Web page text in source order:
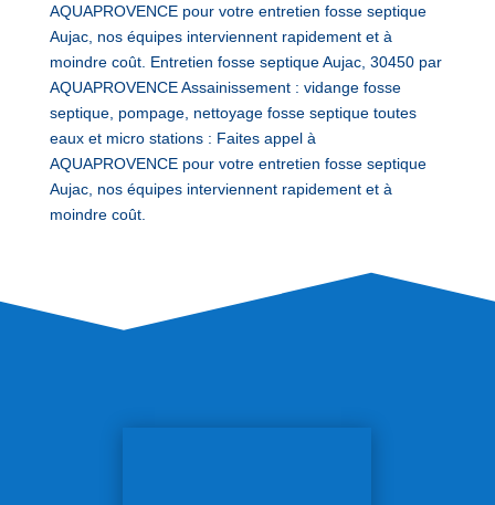
AQUAPROVENCE pour votre entretien fosse septique
Aujac, nos équipes interviennent rapidement et à
moindre coût. Entretien fosse septique Aujac, 30450 par
AQUAPROVENCE Assainissement : vidange fosse
septique, pompage, nettoyage fosse septique toutes
eaux et micro stations : Faites appel à
AQUAPROVENCE pour votre entretien fosse septique
Aujac, nos équipes interviennent rapidement et à
moindre coût.